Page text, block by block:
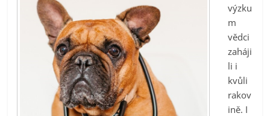
výzku
m
vědci
zaháji
li i
kvůli
rakov
ině. I